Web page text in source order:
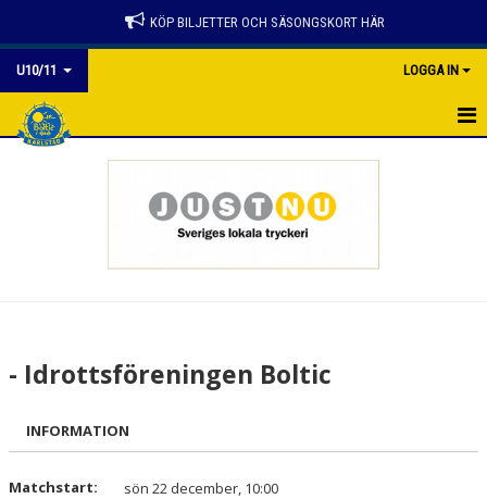
KÖP BILJETTER OCH SÄSONGSKORT HÄR
U10/11 LOGGA IN
DOKUMENT
KONTAKT
- Idrottsföreningen Boltic
INFORMATION
Matchstart:
sön 22 december, 10:00